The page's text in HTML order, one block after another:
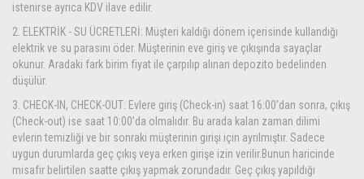
istenirse ayrıca KDV ilave edilir.
2. ELEKTRİK - SU ÜCRETLERİ: Müşteri kaldığı dönem içerisinde kullandığı
elektrik ve su parasını öder. Müşterinin eve giriş ve çıkışında sayaçlar
okunur. Aradaki fark birim fiyat ile çarpılıp alınan depozito bedelinden
düşülür.
3. CHECK-IN, CHECK-OUT: Evlere giriş (Check-in) saat 16:00’dan sonra, çıkış
(Check-out) ise saat 10:00’da olmalıdır. Bu arada kalan zaman dilimi
evlerin temizliği ve bir sonraki müşterinin girişi için ayrılmıştır. Sadece
uygun durumlarda geç çıkış veya erken girişe izin verilir.Bunun haricinde
misafir belirtilen saatte çıkış yapmak zorundadır. Geç çıkış yapıldığı